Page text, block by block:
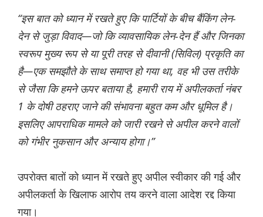
“इस बात को ध्यान में रखते हुए कि पार्टियों के बीच बैंकिंग लेन-
देन से जुड़ा विवाद—जो कि व्यावसायिक लेन-देन हैं और जिनका
स्वरूप मुख्य रूप से या पूरी तरह से दीवानी (सिविल) प्रकृति का
है—एक समझौते के साथ समाप्त हो गया था, वह भी उस तरीके
से जैसा कि हमने ऊपर बताया है, हमारी राय में अपीलकर्ता नंबर
1 के दोषी ठहराए जाने की संभावना बहुत कम और धूमिल है।
इसलिए आपराधिक मामले को जारी रखने से अपील करने वालों
को गंभीर नुकसान और अन्याय होगा।”
उपरोक्त बातों को ध्यान में रखते हुए अपील स्वीकार की गई और
अपीलकर्ता के खिलाफ आरोप तय करने वाला आदेश रद्द किया
गया।